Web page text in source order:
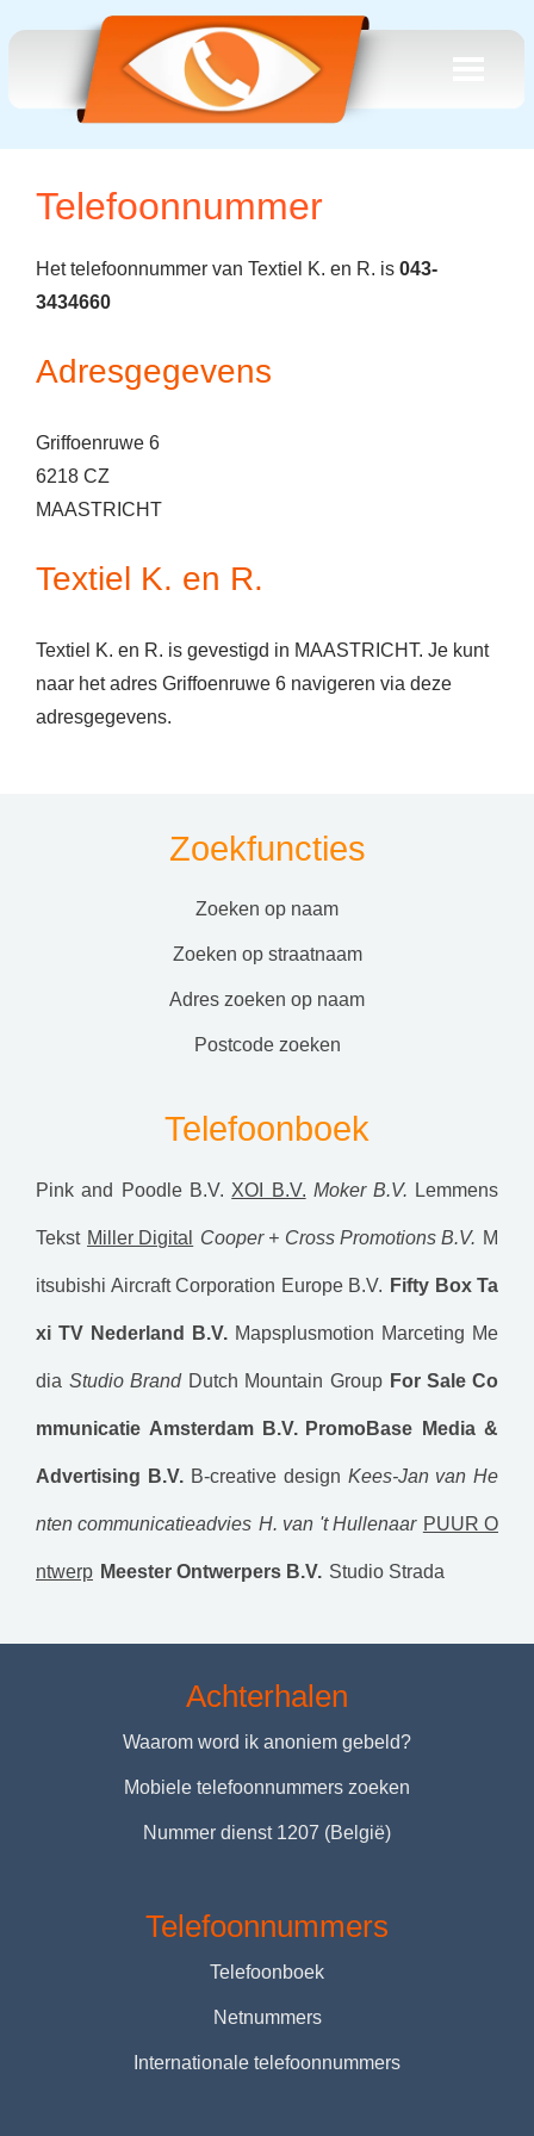
Telefoonnummer
Het telefoonnummer van Textiel K. en R. is 043-
3434660
Adresgegevens
Griffoenruwe 6
6218 CZ
MAASTRICHT
Textiel K. en R.
Textiel K. en R. is gevestigd in MAASTRICHT. Je kunt
naar het adres Griffoenruwe 6 navigeren via deze
adresgegevens.
Zoekfuncties
zoeken op naam
zoeken op straatnaam
adres zoeken op naam
postcode zoeken
Telefoonboek
Pink and Poodle B.V. XOI B.V. Moker B.V. Lemmens
Tekst Miller Digital Cooper + Cross Promotions B.V. M
itsubishi Aircraft Corporation Europe B.V. Fifty Box Ta
xi TV Nederland B.V. Mapsplusmotion Marceting Me
dia Studio Brand Dutch Mountain Group For Sale Co
mmunicatie Amsterdam B.V. PromoBase Media &
Advertising B.V. B-creative design Kees-Jan van He
nten communicatieadvies H. van 't Hullenaar PUUR O
ntwerp Meester Ontwerpers B.V. Studio Strada
Achterhalen
Waarom word ik anoniem gebeld?
Mobiele telefoonnummers zoeken
Nummer dienst 1207 (België)
Telefoonnummers
Telefoonboek
Netnummers
Internationale telefoonnummers